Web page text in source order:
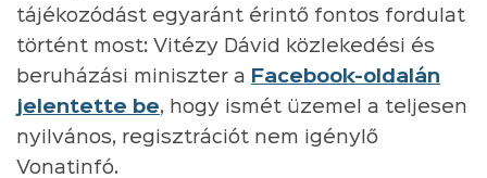
tájékozódást egyaránt érintő fontos fordulat
történt most: Vitézy Dávid közlekedési és
beruházási miniszter a Facebook-oldalán
jelentette be, hogy ismét üzemel a teljesen
nyilvános, regisztrációt nem igénylő
Vonatinfó.